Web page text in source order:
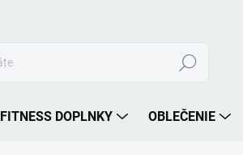
Hľadať
FITNESS DOPLNKY OBLEČENIE